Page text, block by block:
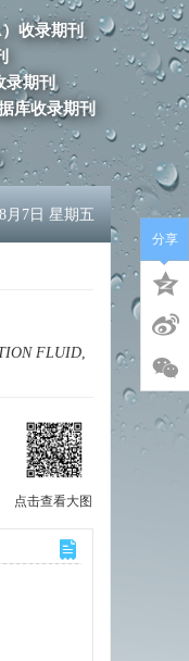
收录期刊
录期刊
库收录期刊
月7日 星期五
FLUID,
点击查看大图
分享